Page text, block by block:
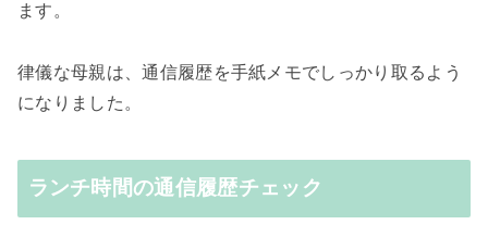
ます。
律儀な母親は、通信履歴を手紙メモでしっかり取るよう
になりました。
ランチ時間の通信履歴チェック